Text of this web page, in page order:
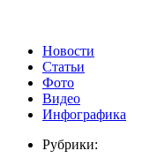
Новости
Статьи
Фото
Видео
Инфографика
Рубрики: